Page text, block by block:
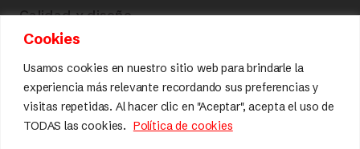
Cookies
Usamos cookies en nuestro sitio web para brindarle la
experiencia más relevante recordando sus preferencias y
visitas repetidas. Al hacer clic en "Aceptar", acepta el uso de
TODAS las cookies. Política de cookies
Calidad y diseño